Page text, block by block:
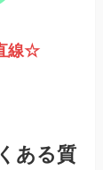
線☆
ある質